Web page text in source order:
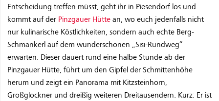
Entscheidung treffen müsst, geht ihr in Piesendorf los und
kommt auf der Pinzgauer Hütte an, wo euch jedenfalls nicht
nur kulinarische Köstlichkeiten, sondern auch echte Berg-
Schmankerl auf dem wunderschönen „Sisi-Rundweg“
erwarten. Dieser dauert rund eine halbe Stunde ab der
Pinzgauer Hütte, führt um den Gipfel der Schmittenhöhe
herum und zeigt ein Panorama mit Kitzsteinhorn,
Großglockner und dreißig weiteren Dreitausendern. Kurz: Er ist